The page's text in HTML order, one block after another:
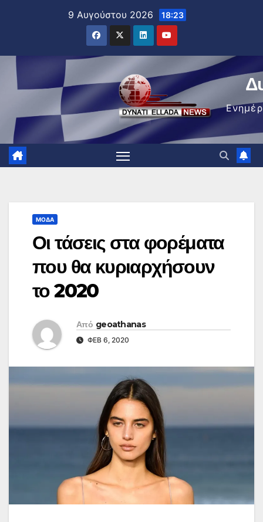
9 Αυγούστου 2026 18:23
ΜΌΔΑ
Οι τάσεις στα φορέματα
που θα κυριαρχήσουν
το 2020
Από geoathanas
ΦΕΒ 6, 2020